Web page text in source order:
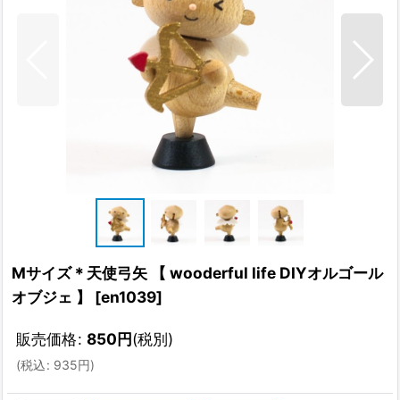
Mサイズ＊天使弓矢 【 wooderful life DIYオルゴール
オブジェ 】
[en1039]
販売価格: 850円(税別)
(税込: 935円)